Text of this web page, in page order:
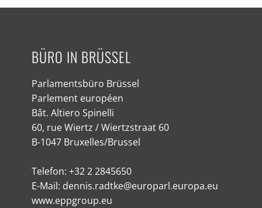
BÜRO IN BRÜSSEL
Parlamentsbüro Brüssel
Parlement européen
Bât. Altiero Spinelli
60, rue Wiertz / Wiertzstraat 60
B-1047 Bruxelles/Brussel
Telefon: +32 2 2845650
E-Mail: dennis.radtke@europarl.europa.eu
www.eppgroup.eu